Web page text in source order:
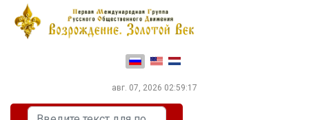
Выберите язык
авг. 07, 2026 02:59:18
Искать...